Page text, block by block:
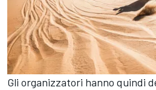
Gli organizzatori hanno quindi